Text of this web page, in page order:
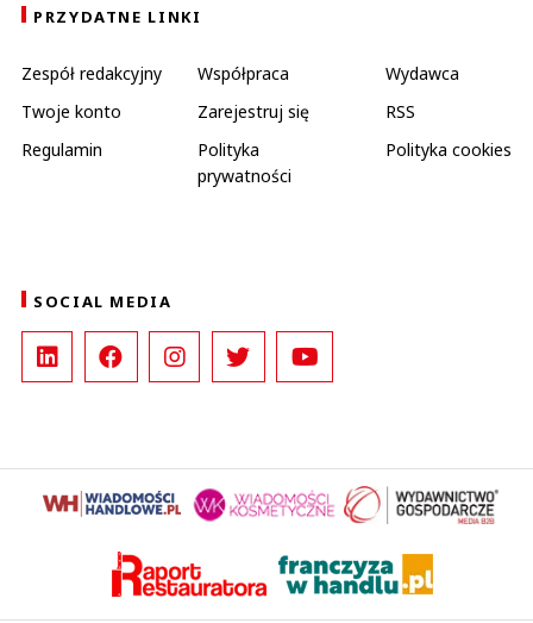
PRZYDATNE LINKI
Zespół redakcyjny Współpraca
Wydawca
Twoje konto
Zarejestruj się
RSS
Regulamin
Polityka
prywatności
Polityka cookies
SOCIAL MEDIA